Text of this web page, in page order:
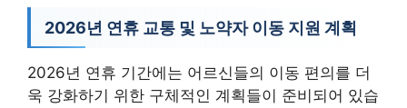
2026년 연휴 교통 및 노약자 이동 지원 계획
2026년 연휴 기간에는 어르신들의 이동 편의를 더
욱 강화하기 위한 구체적인 계획들이 준비되어 있습